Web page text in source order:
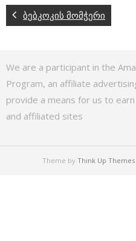
ბებკოკის მომჭერი
We are a participant in the
Program, an affiliate
provide a means for us to
and affiliated sites
Theme by Think Up Themes